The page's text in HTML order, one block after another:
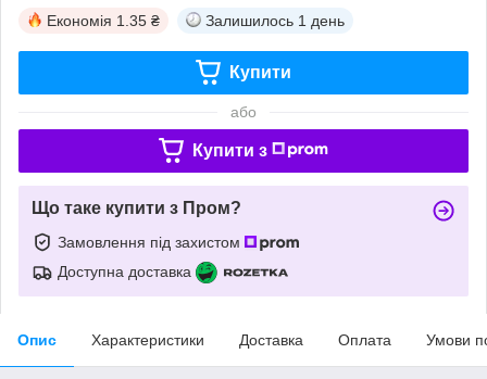
Економія 1.35 ₴ Залишилось 1 день
Купити
або
Купити з
Що таке купити з Пром?
Замовлення під захистом
Доступна доставка
Опис Характеристики Доставка Оплата Умови